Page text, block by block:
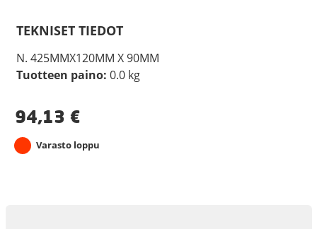
TEKNISET TIEDOT
N. 425MMX120MM X 90MM
Tuotteen paino: 0.0 kg
94,13 €
Varasto loppu